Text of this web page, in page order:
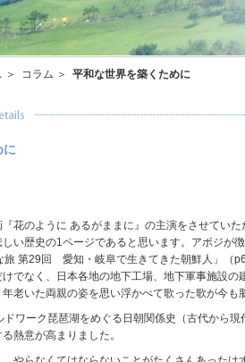
コラム 平和な世界を築くために
に
花のように あるがままに』の主演をさせてい
い歴史の1ページであると思います。アボジが
旅 第29回 愛知・岐阜で生きてきた朝鮮人」（
でなく、日本各地の地下工場、地下軍事施設
老いた両親の姿を思い浮かべて歌った歌が今も
ワーク琵琶湖をめぐる日朝関係史（古代から
熱意が高まりました。